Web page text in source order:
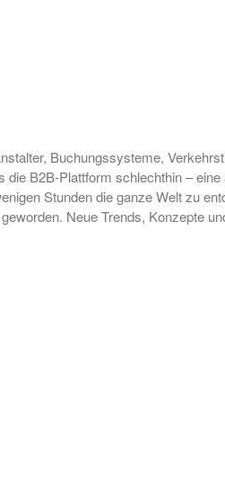
Buchungssysteme,
B2B-Plattform schlechthin –
Stunden die ganze Welt zu
Neue Trends, Konzepte